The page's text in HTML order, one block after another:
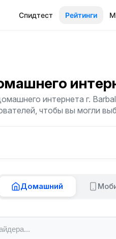
Спидтест Рейтинги
интернета г.
чтобы вы могли
Домашний